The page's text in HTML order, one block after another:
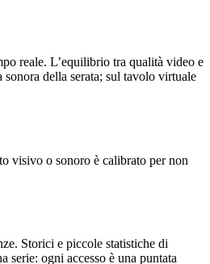
reale. L’equilibrio tra qualità video e
della serata; sul tavolo virtuale
visivo o sonoro è calibrato per non
Storici e piccole statistiche di
serie: ogni accesso è una puntata